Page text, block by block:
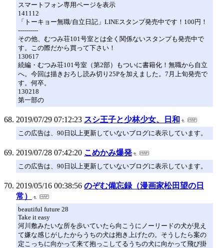
スマートフォン専用ページを表示
141112
「トーキョー無職/自立日記」LINEスタンプ発売中です！100円！
----------
その他、むつみ荘101号室とは全く関係ないスタンプも発売中で
す。この際だから買って下さい！
130617
続編・むつみ荘101号室（第2部）もついに書籍化！無職から自立
へ。今回は描きおろし読み切り25Pを加えました。7月上旬発売で
す。何卒。
130218
第一部の
2019/07/29 07:12:23 スシ王子と少林少女、日和
この広告は、90日以上更新していないブログに表示しています。
2019/07/28 07:42:20 こめかみ爆発
この広告は、90日以上更新していないブログに表示しています。
2019/05/16 00:38:56 のぞむ備忘録（漫画家松田望の日
常）
beautiful future 28
Take it easy
河川敷みたいな所を歩いていたら向こうにノーリードの犬が見え
て嫌な感じがしたからうちの犬は抱き上げたの。そうしたら案の
定こっちに向かって来て抱っこしてるうちの犬に向かって飛び掛